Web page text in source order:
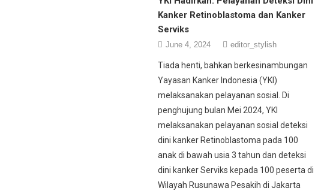
Kanker Retinoblastoma dan Kanker
Serviks
June 4, 2024 editor_stylish
Tiada henti, bahkan berkesinambungan
Yayasan Kanker Indonesia (YKI)
melaksanakan pelayanan sosial. Di
penghujung bulan Mei 2024, YKI
melaksanakan pelayanan sosial deteksi
dini kanker Retinoblastoma pada 100
anak di bawah usia 3 tahun dan deteksi
dini kanker Serviks kepada 100 peserta di
Wilayah Rusunawa Pesakih di Jakarta